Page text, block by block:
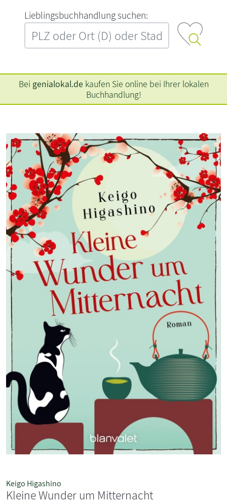
L‍i‍e‍b‍l‍i‍n‍g‍s‍b‍u‍c‍h‍h‍a‍n‍d‍l‍u‍n‍g‍ ‍s‍u‍c‍h‍e‍n‍:‍
Bei genialokal.de kaufen Sie online bei Ihrer lokalen
Buchhandlung!
Keigo Higashino
Kleine Wunder um Mitternacht